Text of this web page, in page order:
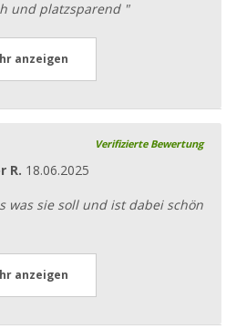
und platzsparend "
anzeigen
Verifizierte Bewertung
R. 18.06.2025
was sie soll und ist dabei schön
anzeigen